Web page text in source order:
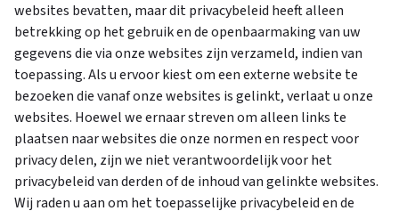
websites bevatten, maar dit privacybeleid heeft alleen
betrekking op het gebruik en de openbaarmaking van uw
gegevens die via onze websites zijn verzameld, indien van
toepassing. Als u ervoor kiest om een externe website te
bezoeken die vanaf onze websites is gelinkt, verlaat u onze
websites. Hoewel we ernaar streven om alleen links te
plaatsen naar websites die onze normen en respect voor
privacy delen, zijn we niet verantwoordelijk voor het
privacybeleid van derden of de inhoud van gelinkte websites.
Wij raden u aan om het toepasselijke privacybeleid en de